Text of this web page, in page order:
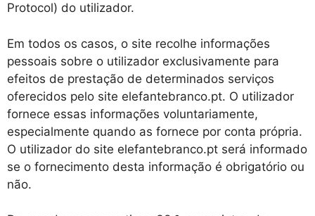
Protocol) do utilizador.
Em todos os casos, o site recolhe informações
pessoais sobre o utilizador exclusivamente para
efeitos de prestação de determinados serviços
oferecidos pelo site elefantebranco.pt. O utilizador
fornece essas informações voluntariamente,
especialmente quando as fornece por conta própria.
O utilizador do site elefantebranco.pt será informado
se o fornecimento desta informação é obrigatório ou
não.